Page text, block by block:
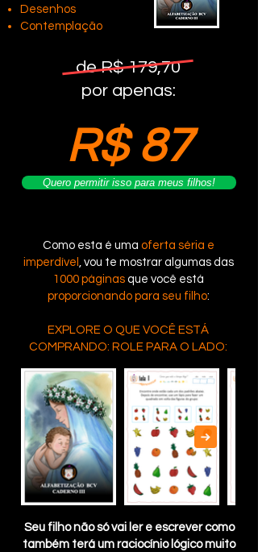
Desenhos
Contemplação
de R$ 179,70
por apenas:
R$ 87
Quero permitir isso para meus filhos!
Seu filho não só vai ler e escrever como
também terá um raciocínio lógico muito
Como esta é uma oferta séria e
imperdível , vou te mostrar algumas das
1000 páginasque você está
proporcionando para seu filho:
EXPLORE O QUE VOCÊ ESTÁ
COMPRANDO: ROLE PARA O LADO: